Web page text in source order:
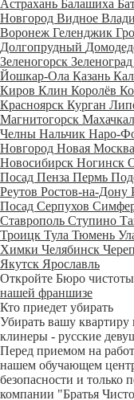
Астрахань Балашиха
Новгород Видное
Воронеж Геленджик
Долгопрудный
Зеленогорск Зеленоград
Йошкар-Ола Казань
Киров Клин Королёв
Красноярск Курган
Магнитогорск
Челны Нальчик Наро-
Новгород Новая Москва
Новосибирск Ногинск
Посад Пенза Пермь
Реутов Ростов-на-Дону
Посад Серпухов
Ставрополь Ступино
Троицк Тула Тюмень
Химки Челябинск
Якутск Ярославль
Откройте Бюро
нашей франшизе
Кто приедет убирать
Убирать вашу
клинеры - русские
Перед приемом на
нашем обучающем
безопасности и только
компании "Братья